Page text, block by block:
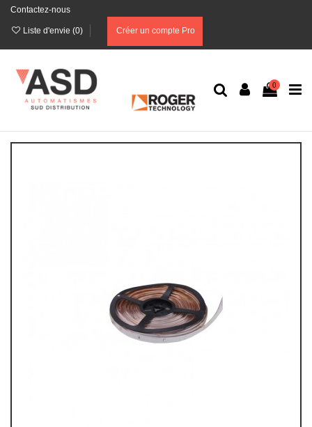
Contactez-nous
Liste d'envie (0) Créer un compte Pro
0